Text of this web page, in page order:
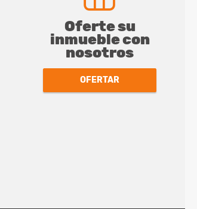
Oferte su
inmueble con
nosotros
OFERTAR